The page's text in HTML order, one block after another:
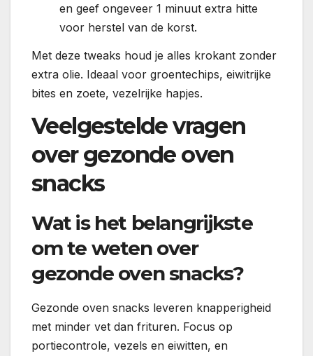
en geef ongeveer 1 minuut extra hitte
voor herstel van de korst.
Met deze tweaks houd je alles krokant zonder
extra olie. Ideaal voor groentechips, eiwitrijke
bites en zoete, vezelrijke hapjes.
Veelgestelde vragen
over gezonde oven
snacks
Wat is het belangrijkste
om te weten over
gezonde oven snacks?
Gezonde oven snacks leveren knapperigheid
met minder vet dan frituren. Focus op
portiecontrole, vezels en eiwitten, en